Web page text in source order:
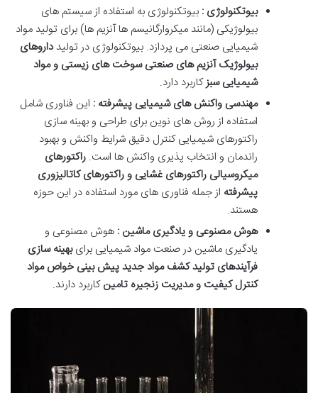
بیوتکنولوژی : بیوتکنولوژی به استفاده از سیستم های
بیولوژیکی (مانند میکروارگانیسم ها آنزیم ها) برای تولید مواد
شیمیایی صنعتی می پردازد. بیوتکنولوژی در تولیدداروهای
بیولوژیک آنزیم های صنعتی سوخت های زیستی و مواد
شیمیایی سبزکاربرد دارد.
مهندسی واکنش های شیمیایی پیشرفته : این فناوری شامل
استفاده از روش های نوین برای طراحی و بهینه سازی
راکتورهای شیمیایی کنترل دقیق شرایط واکنش و بهبود
راندمان و انتخاب پذیری واکنش ها است. راکتورهای
میکروسیالی راکتورهای غشایی و راکتورهای کاتالیزوری
پیشرفته از جمله فناوری های مورد استفاده در این حوزه
هستند.
هوش مصنوعی و یادگیری ماشین : هوش مصنوعی و
یادگیری ماشین در صنعت مواد شیمیایی برایبهینه سازی
فرآیندهای تولید کشف مواد جدید پیش بینی خواص مواد
کنترل کیفیت و مدیریت زنجیره تامینکاربرد دارند.